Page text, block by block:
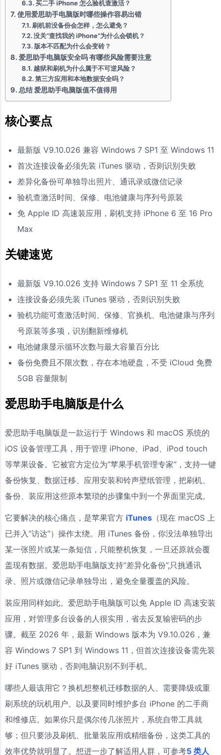
买二手 iPhone 怎么验机查激活？
使用爱思助手电脑版时哪些操作容易出错
刷机前没备份会怎样，怎么避免？
没关”查找我的 iPhone”为什么会锁机？
版本不匹配为什么会变砖？
爱思助手电脑版安全吗 有哪些风险需要注意
越狱和刷机为什么属于不可逆风险？
第三方应用和本地数据安全吗？
总结 爱思助手电脑版值不值得用
核心要点
最新版 V9.10.026 兼容 Windows 7 SP1 至 Windows 11
首次连接设备必须先装 iTunes 驱动，否则识别失败
差异化备份可单独导出照片、通讯录或微信记录
验机查激活时间、保修、电池健康与序列号原装
免 Apple ID 高速装应用，刷机支持 iPhone 6 至 16 Pro
Max
关键速览
最新版 V9.10.026 支持 Windows 7 SP1 至 11 全系统
连接设备必须先装 iTunes 驱动，否则识别失败
验机功能可查激活时间、保修、官换机、电池健康与序列
号原装等多项，识别翻新维修机
电池健康显示循环次数与最大容量百分比
备份免费且不限次数，存在本地硬盘，不受 iCloud 免费
5GB 容量限制
爱思助手电脑版是什么
爱思助手电脑版是一款运行于 Windows 和 macOS 系统的
iOS 设备管理工具，用于管理 iPhone、iPad、iPod touch
等苹果设备。它被官方定位为”苹果手机管理专家”，支持一键
备份恢复、数据迁移、应用安装和铃声壁纸管理，把刷机、
备份、装应用这些原本繁琐的步骤集中到一个界面里完成。
它要解决的核心痛点，是苹果官方 iTunes （现在 macOS 上
已并入”访达”）操作太绕。用 iTunes 备份，你没法单独导出
某一张照片或某一条短信，只能整机恢复，一旦还原就会覆
盖现有数据。爱思助手电脑版支持”差异化备份”,只挑通讯
录、照片或微信记录单独导出，避免全量覆盖的风险。
装应用同样如此。爱思助手电脑版可以免 Apple ID 高速安装
应用，对管理多台设备的人很实用，省去反复输密码的步
骤。截至 2026 年，最新 Windows 版本为 V9.10.026，兼
容 Windows 7 SP1 到 Windows 11，但首次连接设备需先装
好 iTunes 驱动，否则电脑识别不到手机。
哪些人最该用它？换机想整机迁移数据的人、需要降级或重
刷系统的玩机用户、以及要同时维护多台 iPhone 的二手商
和维修店。如果你只是偶尔传几张照片，系统自带工具就
够；但只要涉及刷机、批量装应用或精细备份，这类工具的
效率优势就明显了。想进一步了解适用人群，可参考5 类人